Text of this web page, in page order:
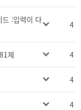
드 :입력이 다
4
제 4
4
4